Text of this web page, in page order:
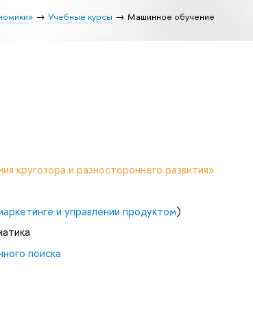
Учебные курсы Машинное обучение
кругозора и разностороннего развития»
и управлении продуктом)
поиска